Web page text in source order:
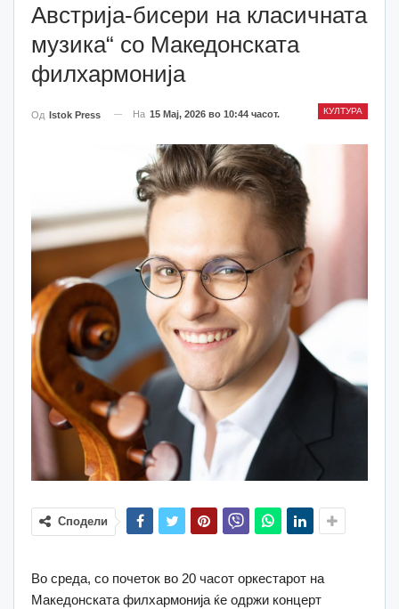
Австрија-бисери на класичната
музика“ со Македонската
филхармонија
КУЛТУРА
Од Istok Press На 15 Мај, 2026 во 10:44 часот.
Сподели
Во среда, со почеток во 20 часот оркестарот на
Македонската филхармонија ќе одржи концерт